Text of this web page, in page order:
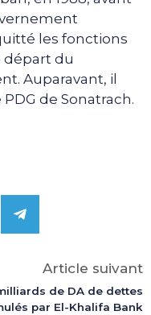
les fonctions
départ du
Auparavant, il
de Sonatrach.
Share
on
Article suivant
de DA de dettes
par El-Khalifa Bank